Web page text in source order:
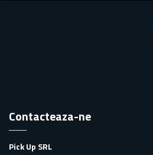
Contacteaza-ne
Pick Up SRL